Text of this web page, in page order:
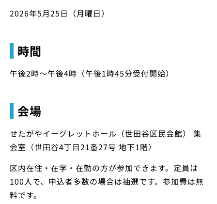
2026年5月25日（月曜日）
時間
午後2時～午後4時（午後1時45分受付開始）
会場
せたがやイーグレットホール（世田谷区民会館） 集
会室（世田谷4丁目21番27号 地下1階）
区内在住・在学・在勤の方が参加できます。定員は
100人で、申込者多数の場合は抽選です。参加費は無
料です。